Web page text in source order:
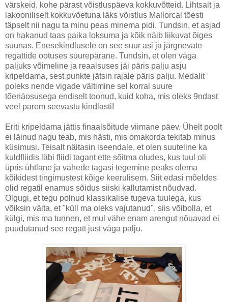
värskeid, kohe pärast võistluspäeva kokkuvõtteid. Lihtsalt ja
lakooniliselt kokkuvõetuna läks võistlus Mallorcal tõesti
täpselt nii nagu ta minu peas minema pidi. Tundsin, et asjad
on hakanud taas paika loksuma ja kõik näib liikuvat õiges
suunas. Enesekindlusele on see suur asi ja järgnevate
regattide ootuses suurepärane. Tundsin, et olen väga
paljuks võimeline ja reaalsuses jäi päris palju asju
kripeldama, sest punkte jätsin rajale päris palju. Medalit
poleks nende vigade vältimine sel korral suure
tõenäosusega endiselt toonud, kuid koha, mis oleks 9ndast
veel parem seevastu kindlasti!
Eriti kripeldama jättis finaalsõitude viimane päev. Ühelt poolt
ei läinud nagu teab, mis hästi, mis omakorda tekitab minus
küsimusi. Teisalt näitasin iseendale, et olen suuteline ka
kuldfliidis läbi fliidi tagant ette sõitma oludes, kus tuul oli
üpris ühtlane ja vahede tagasi tegemine peaks olema
kõikidest tingimustest kõige keerulisem. Siit edasi mõeldes
olid regatil enamus sõidus siiski kallutamist nõudvad.
Olgugi, et tegu polnud klassikalise tugeva tuulega, kus
võiksin väita, et "küll ma oleks vajutanud", siis võibolla, et
külgi, mis ma tunnen, et mul vähe enam arengut nõuavad ei
puudutanud see regatt just väga palju.